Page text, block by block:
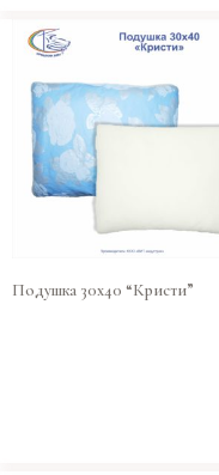
Подушка 30х40 “Кристи”